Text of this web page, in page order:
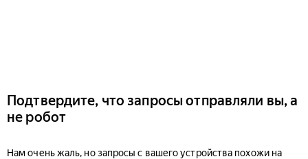
Подтвердите, что запросы отправляли вы, а
не робот
Нам очень жаль, но запросы с вашего устройства похожи на